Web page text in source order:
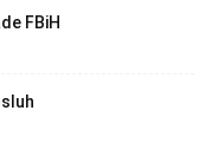
FBiH